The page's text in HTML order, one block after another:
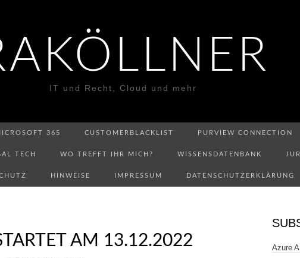
IT und Recht, Cloud und mehr
365 CUSTOMERBLACKLIST PURVIEW CONNECTION
TECH WO TREFFT IHR MICH? WISSENSDATENBANK
HINWEISE IMPRESSUM DATENSCHUTZERKLÄRUNG
AM 13.12.2022
Azure